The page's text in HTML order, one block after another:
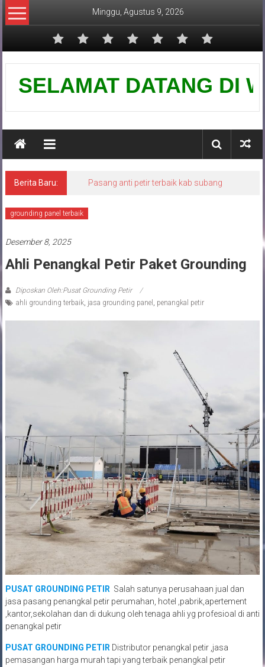
Lompat
ke
Minggu, Agustus 9, 2026
Pusat
Grounding
SELAMAT DATANG DI
Berita Baru: Pasang anti petir terbaik kab subang
grounding panel terbaik
Desember 8, 2025
Ahli Penangkal Petir Paket Grounding
Diposkan Oleh:Pusat Grounding Petir
ahli grounding terbaik, jasa grounding panel , penangkal petir
PUSAT GROUNDING PETIR Salah satunya perusahaan jual dan
jasa pasang penangkal petir perumahan, hotel ,pabrik,apertement
,kantor,sekolahan dan di dukung oleh tenaga ahli yg profesioal di anti
penangkal petir
PUSAT GROUNDING PETIR Distributor penangkal petir ,jasa
pemasangan harga murah tapi yang terbaik penangkal petir